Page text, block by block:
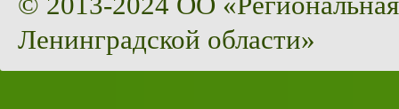
Ленинградской области»